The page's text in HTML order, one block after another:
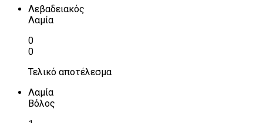
Λεβαδειακός
Λαμία
0
0
Τελικό αποτέλεσμα
Λαμία
Βόλος